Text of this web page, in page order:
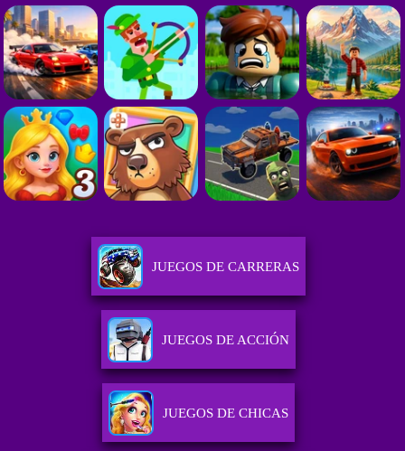
JUEGOS DE CARRERAS
JUEGOS DE ACCIÓN
JUEGOS DE CHICAS